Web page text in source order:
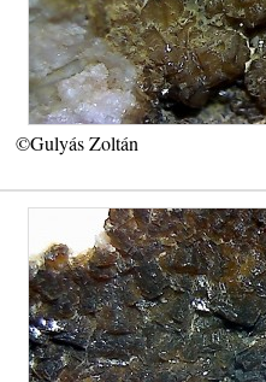
©Gulyás Zoltán